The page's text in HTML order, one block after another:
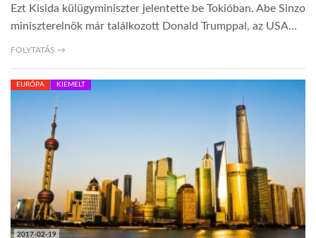
Ezt Kisida külügyminiszter jelentette be Tokióban. Abe Sinzo
miniszterelnök már találkozott Donald Trumppal, az USA…
FOLYTATÁS →
2017-02-19
EURÓPA KIEMELT